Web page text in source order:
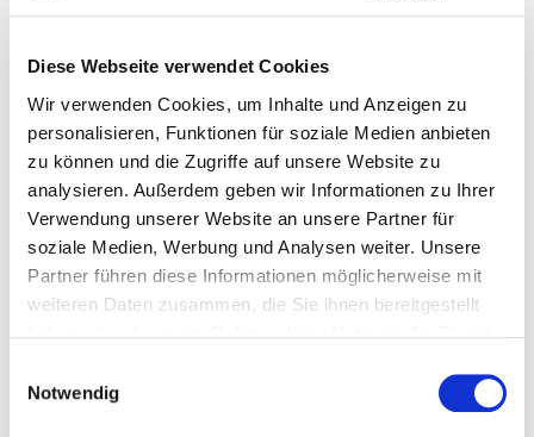
Diese Webseite verwendet Cookies
Wir verwenden Cookies, um Inhalte und Anzeigen zu
personalisieren, Funktionen für soziale Medien anbieten
zu können und die Zugriffe auf unsere Website zu
analysieren. Außerdem geben wir Informationen zu Ihrer
Verwendung unserer Website an unsere Partner für
soziale Medien, Werbung und Analysen weiter. Unsere
Partner führen diese Informationen möglicherweise mit
weiteren Daten zusammen, die Sie ihnen bereitgestellt
Notwendig
INFORMATIONEN
Motorisierte Rollenbahn mit variabler Geschwindigkeit
durch elektronischen Wechselrichter
Gruppe Infrarotstrahler aus dem Tunnel
Einzugsrollen-Selbstreinigungssystem
Elektroheizung mit Thermostat
Reduzierung des Energieverbrauchs dank der
vollständigen Luftumwälzung
Das Bild wird zu Illustrationszwecken eingefügt